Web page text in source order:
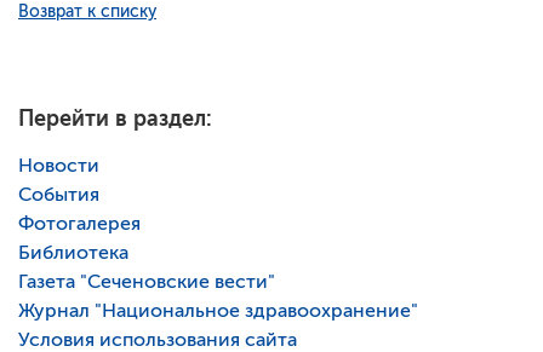
Возврат к списку
Перейти в раздел:
Новости
События
Фотогалерея
Библиотека
Газета "Сеченовские вести"
Журнал "Национальное здравоохранение"
Условия использования сайта